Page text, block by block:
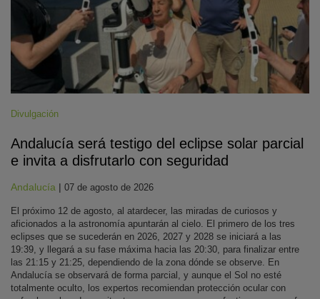
Divulgación
Andalucía será testigo del eclipse solar parcial
e invita a disfrutarlo con seguridad
Andalucía | 07 de agosto de 2026
El próximo 12 de agosto, al atardecer, las miradas de curiosos y
aficionados a la astronomía apuntarán al cielo. El primero de los tres
eclipses que se sucederán en 2026, 2027 y 2028 se iniciará a las
19:39, y llegará a su fase máxima hacia las 20:30, para finalizar entre
las 21:15 y 21:25, dependiendo de la zona dónde se observe. En
Andalucía se observará de forma parcial, y aunque el Sol no esté
totalmente oculto, los expertos recomiendan protección ocular con